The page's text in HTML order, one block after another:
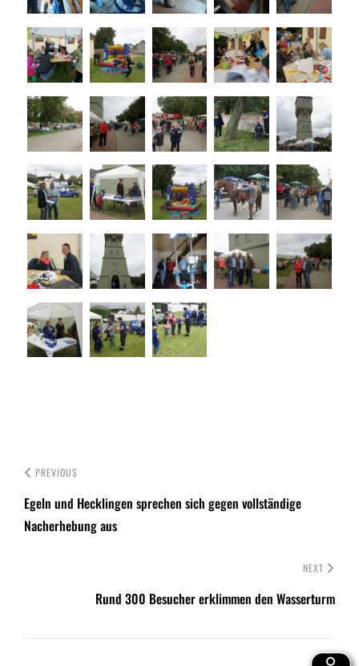
PREVIOUS
Egeln und Hecklingen sprechen sich gegen vollständige
Nacherhebung aus
NEXT
Rund 300 Besucher erklimmen den Wasserturm